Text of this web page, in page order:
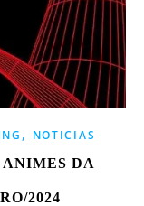
, NOTICIAS
DA
2024